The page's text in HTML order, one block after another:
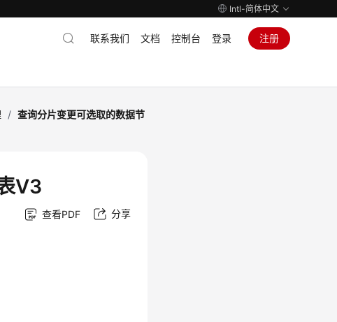
Intl-简体中文
联系我们 文档 控制台 登录 注册
/ 查询分片变更可选取的数据节
V3
查看PDF 分享